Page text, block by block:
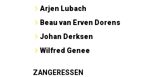
Arjen Lubach
Beau van Erven Dorens
Johan Derksen
Wilfred Genee
ZANGERESSEN